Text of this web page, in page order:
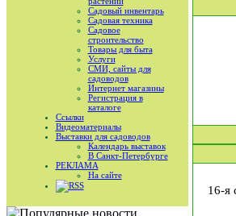
Садовый инвентарь
Садовая техника
Садовое
строительство
Товары для быта
Услуги
СМИ, сайты для
садоводов
Интернет магазины
Регистрация в
каталоге
Ссылки
Видеоматериалы
Выставки для садоводов
Календарь выставок
В Санкт-Петербурге
РЕКЛАМА
На сайте
RSS
16-я